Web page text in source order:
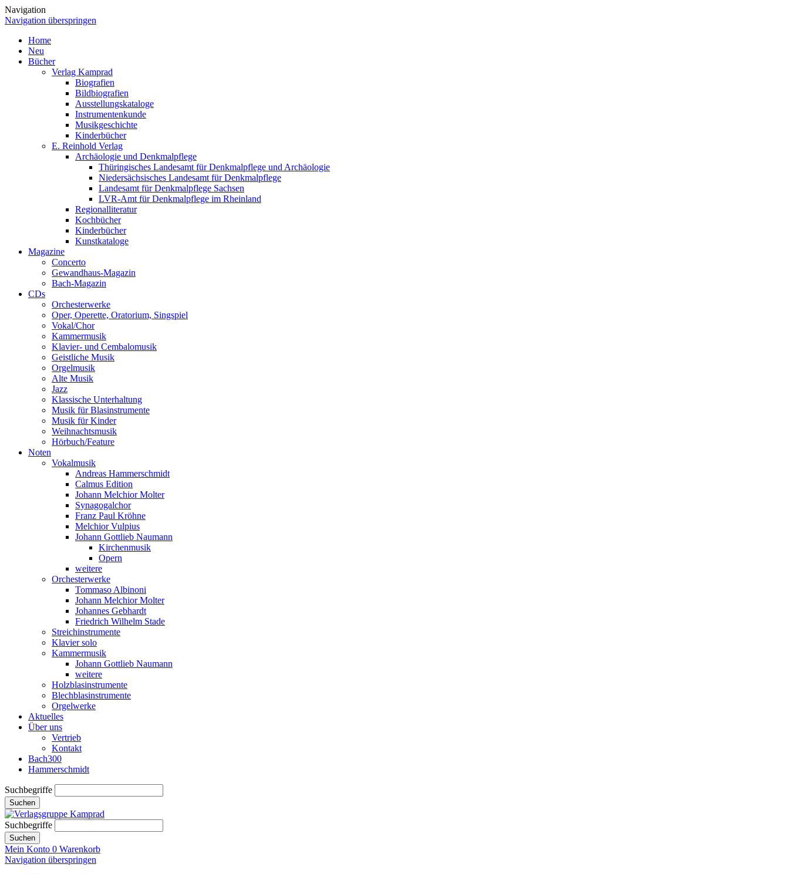
Navigation
Navigation überspringen
Home
Neu
Bücher
Verlag Kamprad
Biografien
Bildbiografien
Ausstellungskataloge
Instrumentenkunde
Musikgeschichte
Kinderbücher
E. Reinhold Verlag
Archäologie und Denkmalpflege
Thüringisches Landesamt für Denkmalpflege und Archäologie
Niedersächsisches Landesamt für Denkmalpflege
Landesamt für Denkmalpflege Sachsen
LVR-Amt für Denkmalpflege im Rheinland
Regionalliteratur
Kochbücher
Kinderbücher
Kunstkataloge
Magazine
Concerto
Gewandhaus-Magazin
Bach-Magazin
CDs
Orchesterwerke
Oper, Operette, Oratorium, Singspiel
Vokal/Chor
Kammermusik
Klavier- und Cembalomusik
Geistliche Musik
Orgelmusik
Alte Musik
Jazz
Klassische Unterhaltung
Musik für Blasinstrumente
Musik für Kinder
Weihnachtsmusik
Hörbuch/Feature
Noten
Vokalmusik
Andreas Hammerschmidt
Calmus Edition
Johann Melchior Molter
Synagogalchor
Franz Paul Kröhne
Melchior Vulpius
Johann Gottlieb Naumann
Kirchenmusik
Opern
weitere
Orchesterwerke
Tommaso Albinoni
Johann Melchior Molter
Johannes Gebhardt
Friedrich Wilhelm Stade
Streichinstrumente
Klavier solo
Kammermusik
Johann Gottlieb Naumann
weitere
Holzblasinstrumente
Blechblasinstrumente
Orgelwerke
Aktuelles
Über uns
Vertrieb
Kontakt
Bach300
Hammerschmidt
Suchbegriffe
Suchen
Suchbegriffe
Suchen
Mein Konto 0 Warenkorb
Navigation überspringen